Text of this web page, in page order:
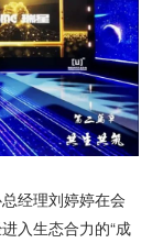
经理刘婷婷在会
入生态合力的“成